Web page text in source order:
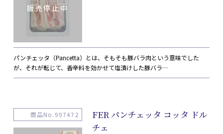
パンチェッタ（Pancetta）とは、そもそも豚バラ肉という意味でした
が、それが転じて、香辛料を効かせて塩漬けした豚バラ…
商品No.997472
FER パンチェッタ コッタ ドル
チェ